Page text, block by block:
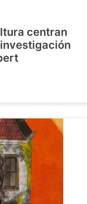
centran